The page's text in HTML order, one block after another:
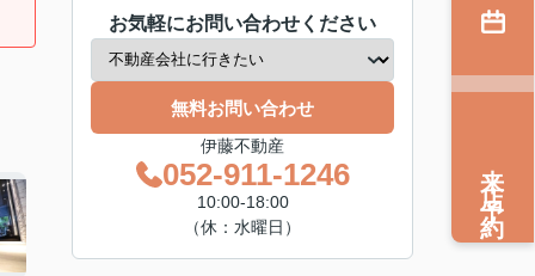
お気軽にお問い合わせください
無料お問い合わせ
伊藤不動産
052-911-1246
10:00‐18:00
（休：水曜日）
来店予約